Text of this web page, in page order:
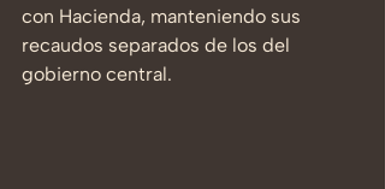
con Hacienda, manteniendo sus
recaudos separados de los del
gobierno central.